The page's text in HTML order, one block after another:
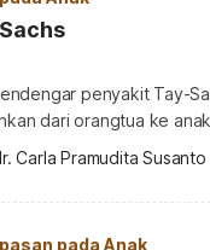
penyakit Tay-
dari orangtua ke
penyakit ini.
keputusan yang
penyakit Tay-Sachs?
Carla Pramudita Susanto
pada Anak